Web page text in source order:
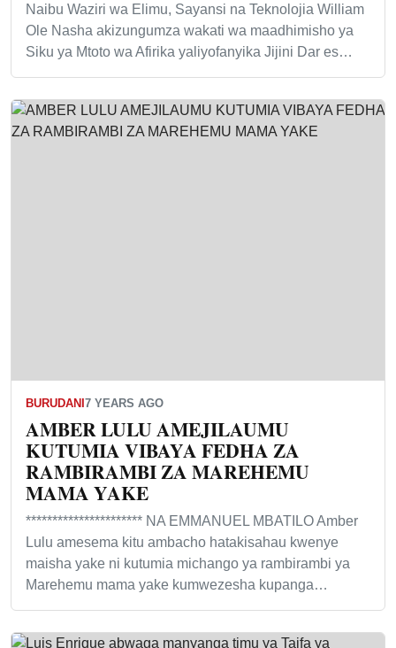
Naibu Waziri wa Elimu, Sayansi na Teknolojia William
Ole Nasha akizungumza wakati wa maadhimisho ya
Siku ya Mtoto wa Afirika yaliyofanyika Jijini Dar es…
BURUDANI7 YEARS AGO
AMBER LULU AMEJILAUMU
KUTUMIA VIBAYA FEDHA ZA
RAMBIRAMBI ZA MAREHEMU
MAMA YAKE
********************** NA EMMANUEL MBATILO Amber
Lulu amesema kitu ambacho hatakisahau kwenye
maisha yake ni kutumia michango ya rambirambi ya
Marehemu mama yake kumwezesha kupanga…